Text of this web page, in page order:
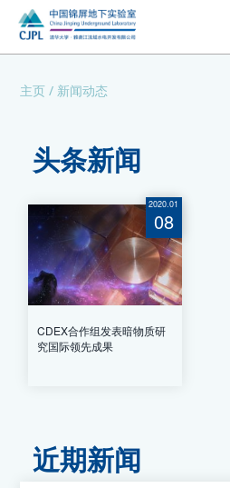
主页 / 新闻动态
头条新闻
2020.01
08
CDEX合作组发表暗物质研
究国际领先成果
近期新闻